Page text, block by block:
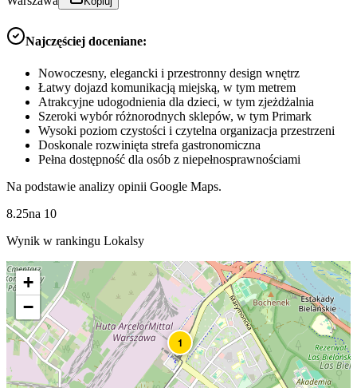
Najczęściej doceniane:
Nowoczesny, elegancki i przestronny design wnętrz
Łatwy dojazd komunikacją miejską, w tym metrem
Atrakcyjne udogodnienia dla dzieci, w tym zjeżdżalnia
Szeroki wybór różnorodnych sklepów, w tym Primark
Wysoki poziom czystości i czytelna organizacja przestrzeni
Doskonale rozwinięta strefa gastronomiczna
Pełna dostępność dla osób z niepełnosprawnościami
Na podstawie analizy opinii Google Maps.
8.25na 10
Wynik w rankingu Lokalsy
1
+
−